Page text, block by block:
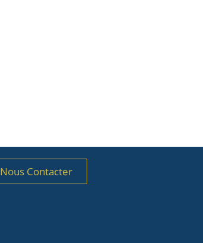
Nous Contacter